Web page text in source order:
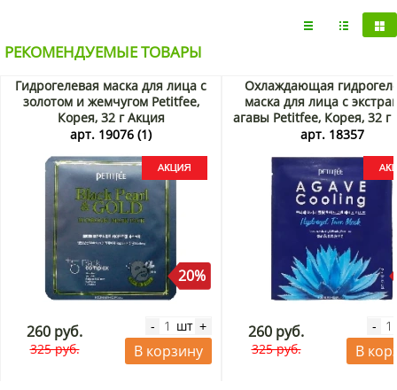
РЕКОМЕНДУЕМЫЕ ТОВАРЫ
Гидрогелевая маска для лица с
золотом и жемчугом Petitfee,
Корея, 32 г Акция
арт. 19076 (1)
20%
260 руб.
325 руб.
- шт +
В корзину
Охлаждающая
маска для лица с
агавы Petitfee, Корея, 32 г
арт. 18357
260 руб.
325 руб.
-
В